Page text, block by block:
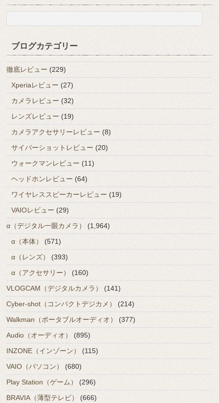
ブログカテゴリー
徹底レビュー (229)
Xperiaレビュー (27)
カメラレビュー (32)
レンズレビュー (19)
カメラアクセサリーレビュー (8)
サイバーショットレビュー (20)
ウォークマンレビュー (11)
ヘッドホンレビュー (64)
ワイヤレススピーカーレビュー (19)
VAIOレビュー (29)
α（デジタル一眼カメラ）
(1,964)
α（本体）
(571)
α（レンズ）
(393)
α（アクセサリー）
(160)
VLOGCAM（デジタルカメラ）
(141)
Cyber-shot（コンパクトデジカメ）
(214)
Walkman（ポータブルオーディオ）
(377)
Audio（オーディオ）
(895)
INZONE（インゾーン）
(115)
VAIO（パソコン）
(680)
Play Station（ゲーム）
(296)
BRAVIA（薄型テレビ）
(666)